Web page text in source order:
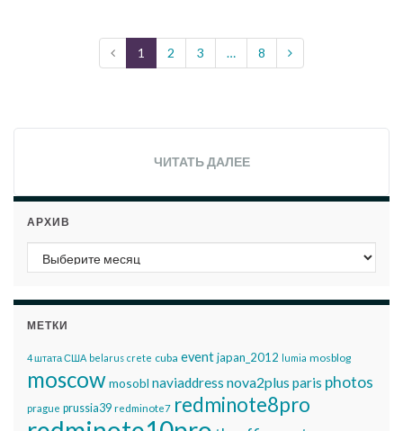
1 2 3 … 8
ЧИТАТЬ ДАЛЕЕ
АРХИВ
Архив
МЕТКИ
4 штата США belarus crete cuba eventjapan_2012 lumia mosblog
moscowmosobl naviaddress nova2plus paris photos
prague prussia39 redminote7 redminote8pro